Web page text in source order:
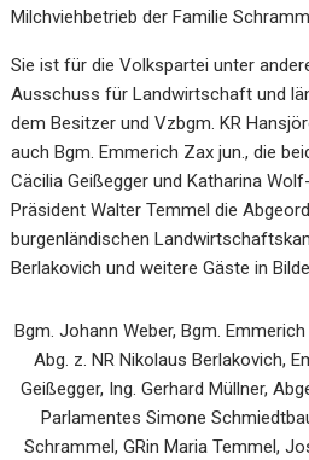
Milchviehbetrieb der Familie
Sie ist für die Volkspartei unter
Ausschuss für Landwirtschaft und
dem Besitzer und Vzbgm. KR
auch Bgm. Emmerich Zax jun., die
Cäcilia Geißegger und Katharina
Präsident Walter Temmel die
burgenländischen
Berlakovich und weitere Gäste in
Bgm. Johann Weber, Bgm.
Abg. z. NR Nikolaus Berlakovich,
Geißegger, Ing. Gerhard Müllner,
Parlamentes Simone
Schrammel, GRin Maria Temmel,